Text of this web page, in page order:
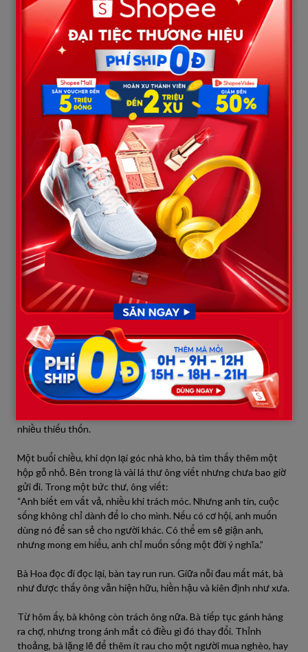
sau khi nghe chuyện, chỉ khẽ thở dài:
– “Ông ấy tốt lắm, chị à. Có lẽ tiền đó, ông đã làm việc nghĩa mà
chẳng muốn ai biết.”
Bà Hoa ngơ ngác. Rồi bà nhớ lại những lần ông Hùng đi làm về
muộn, có khi cả tháng không đưa thêm đồng nào về nhà. Bà
từng nghi ngờ ông “ăn chơi”, nhưng ông chỉ lắc đầu, mệt mỏi
Khi dò lại sổ tay, bà nhận ra nhiều ghi chú khác: những khoản
tiền nhỏ được gạch ngang, kèm theo tên một vài người trong
xóm – cô Liễu bán hàng rong, chú Sáu xe ôm, thậm chí cả khoản
học phí của một đứa bé mồ côi ở làng bên. Mọi thứ bỗng sáng rõ.
Hóa ra, từ ngày trúng số, ông Hùng đã lặng lẽ chia số tiền đó
giúp đỡ những mảnh đời nghèo khó quanh mình. Ông không
mua xe hơi, không xây nhà lầu, mà chỉ lặng lẽ “gieo” số tiền ấy
vào những mảnh đất cằn khô của cuộc đời người khác.
Bà Hoa vừa bàng hoàng vừa tủi thân. Suốt bao năm, bà và các
con không hề hay biết. Bà muốn trách, nhưng rồi nước mắt cứ
trào ra:
– “Sao ông lại chọn im lặng đến thế…”
Sau khi biết bí mật ấy, bà Hoa sống những ngày dài ngổn ngang
cảm xúc. Một phần trong bà dấy lên niềm tự hào – chồng mình
hóa ra là một người vĩ đại thầm lặng. Nhưng cũng có một
khoảngtrốngsâu hoắm: giá như ông chia sẻ với bà, giá như bà
nhiều thiếu thốn.
Một buổi chiều, khi dọn lại góc nhà kho, bà tìm thấy thêm một
hộp gỗ nhỏ. Bên trong là vài lá thư ông viết nhưng chưa bao giờ
gửi đi. Trong một bức thư, ông viết:
“Anh biết em vất vả, nhiều khi trách móc. Nhưng anh tin, cuộc
sống không chỉ dành để lo cho mình. Nếu có cơ hội, anh muốn
dùng nó để san sẻ cho người khác. Có thể em sẽ giận anh,
nhưng mong em hiểu, anh chỉ muốn sống một đời ý nghĩa.”
Bà Hoa đọc đi đọc lại, bàn tay run run. Giữa nỗi đau mất mát, bà
như được thấy ông vẫn hiện hữu, hiền hậu và kiên định như xưa.
Từ hôm ấy, bà không còn trách ông nữa. Bà tiếp tục gánh hàng
ra chợ, nhưng trong ánh mắt có điều gì đó thay đổi. Thỉnh
thoảng, bà lặng lẽ để thêm ít rau cho một người mua nghèo, hay